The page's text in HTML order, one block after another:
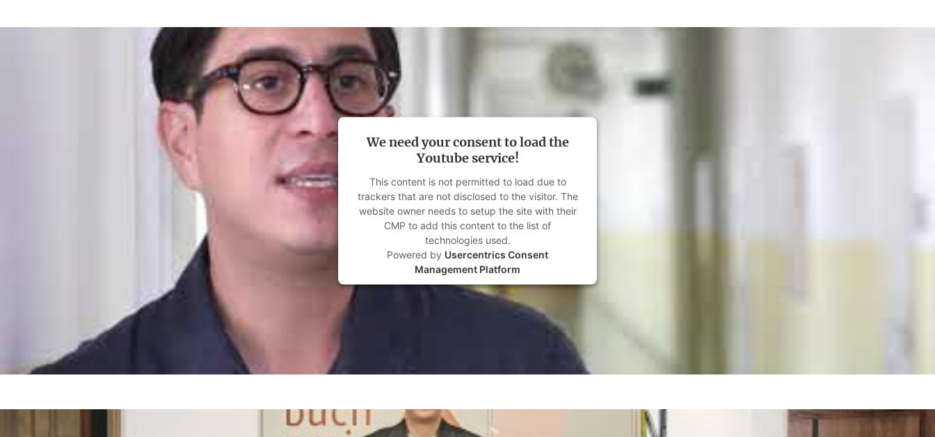
We need your consent to load the
Youtube service!
This content is not permitted to load due to
trackers that are not disclosed to the visitor. The
website owner needs to setup the site with their
CMP to add this content to the list of
technologies used.
Powered by Usercentrics Consent
Management Platform